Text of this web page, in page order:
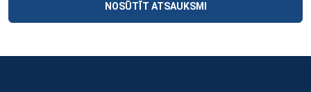
NOSŪTĪT ATSAUKSMI